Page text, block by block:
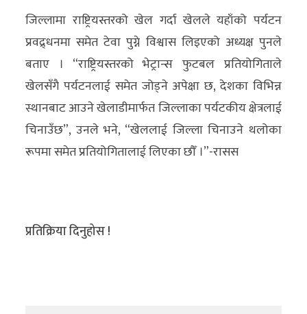
जिल्लामा राष्ट्रियस्तरको खेल गर्दा खेलले यहाँको पर्यटन
प्रवद्र्धनमा समेत टेवा पुग्ने विश्वास लिइएको अध्यक्ष पुनले
बताए । “राष्ट्रियस्तरको भेट्रान्स फुटबल प्रतियोगिताले
खेलसँगै पर्यटनलाई समेत जोड्ने अपेक्षा छ, देशका विभिन्न
स्थानबाट आउने खेलाडीमार्फत जिल्लाका पर्यटकीय क्षेत्रलाई
चिनाउँछ”, उनले भने, “खेललाई जिल्ला चिनाउने थलोका
रूपमा समेत प्रतियोगितालाई लिएका छौँ ।”-रासस
प्रतिक्रिया दिनुहोस !